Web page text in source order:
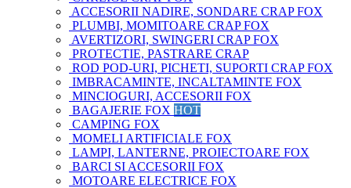
ACCESORII NADIRE, SONDARE CRAP FOX
PLUMBI, MOMITOARE CRAP FOX
AVERTIZORI, SWINGERI CRAP FOX
PROTECTIE, PASTRARE CRAP
ROD POD-URI, PICHETI, SUPORTI CRAP FOX
IMBRACAMINTE, INCALTAMINTE FOX
MINCIOGURI, ACCESORII FOX
BAGAJERIE FOX HOT
CAMPING FOX
MOMELI ARTIFICIALE FOX
LAMPI, LANTERNE, PROIECTOARE FOX
BARCI SI ACCESORII FOX
MOTOARE ELECTRICE FOX